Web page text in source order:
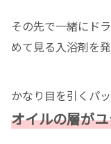
その先で一緒にド
めて見る入浴剤を
かなり目を引くパ
オイルの層がユ